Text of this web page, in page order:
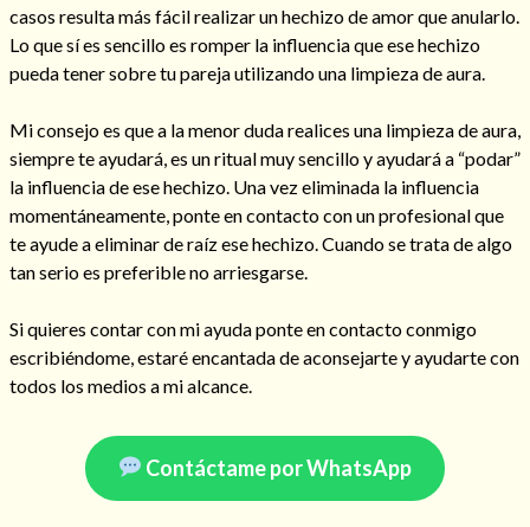
Hechizo de alejamiento
Tu consulta al tarot
Alejamiento(208)
Cartomancia(117)
Cómo recuperar a mi ex(190)
Endulzamiento(112)
Infidelidad(104)
Oraciones
(72)
casos resulta más fácil realizar un hechizo de amor que anularlo.
Lo que sí es sencillo es romper la influencia que ese hechizo
pueda tener sobre tu pareja utilizando una limpieza de aura.
Mi consejo es que a la menor duda realices una limpieza de aura,
siempre te ayudará, es un ritual muy sencillo y ayudará a “podar”
la influencia de ese hechizo. Una vez eliminada la influencia
momentáneamente, ponte en contacto con un profesional que
te ayude a eliminar de raíz ese hechizo. Cuando se trata de algo
tan serio es preferible no arriesgarse.
Si quieres contar con mi ayuda ponte en contacto conmigo
escribiéndome, estaré encantada de aconsejarte y ayudarte con
todos los medios a mi alcance.
Contáctame por WhatsApp